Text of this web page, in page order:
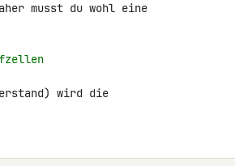
musst du wohl eine
wird die